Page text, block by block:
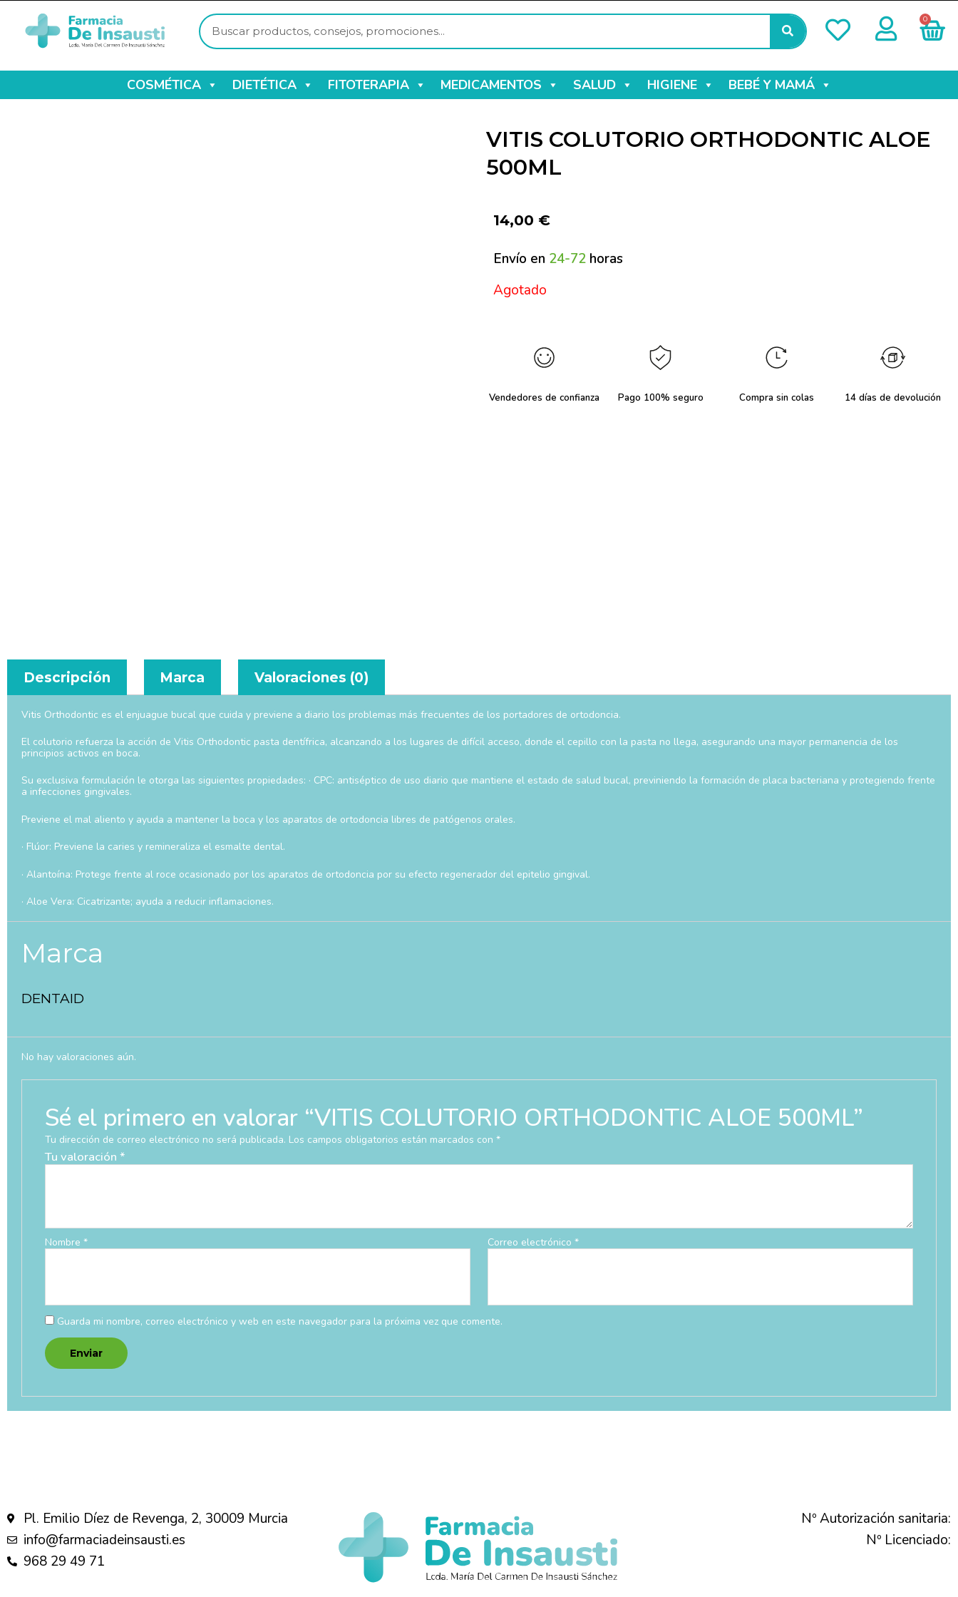
0
COSMÉTICA DIETÉTICA FITOTERAPIA MEDICAMENTOS SALUD HIGIENE BEBÉ Y MAMÁ
VITIS COLUTORIO ORTHODONTIC ALOE
500ML
14,00 €
Envío en 24-72 horas
Agotado
Vendedores de confianza Pago 100% seguro Compra sin colas 14 días de devolución
Descripción Marca Valoraciones (0)
Vitis Orthodontic es el enjuague bucal que cuida y previene a diario los problemas más frecuentes de los portadores de ortodoncia.
El colutorio refuerza la acción de Vitis Orthodontic pasta dentífrica, alcanzando a los lugares de difícil acceso, donde el cepillo con la pasta no llega, asegurando una mayor permanencia de los
principios activos en boca.
Su exclusiva formulación le otorga las siguientes propiedades: · CPC: antiséptico de uso diario que mantiene el estado de salud bucal, previniendo la formación de placa bacteriana y protegiendo frente
a infecciones gingivales.
Previene el mal aliento y ayuda a mantener la boca y los aparatos de ortodoncia libres de patógenos orales.
· Flúor: Previene la caries y remineraliza el esmalte dental.
· Alantoína: Protege frente al roce ocasionado por los aparatos de ortodoncia por su efecto regenerador del epitelio gingival.
· Aloe Vera: Cicatrizante; ayuda a reducir inflamaciones.
Marca
DENTAID
No hay valoraciones aún.
Sé el primero en valorar “VITIS COLUTORIO ORTHODONTIC ALOE 500ML”
Tu dirección de correo electrónico no será publicada. Los campos obligatorios están marcados con *
Tu valoración *
Nombre * Correo electrónico*
Guarda mi nombre, correo electrónico y web en este navegador para la próxima vez que comente.
Pl. Emilio Díez de Revenga, 2, 30009 Murcia
info@farmaciadeinsausti.es
968 29 49 71
Nº Autorización sanitaria:
Nº Licenciado: